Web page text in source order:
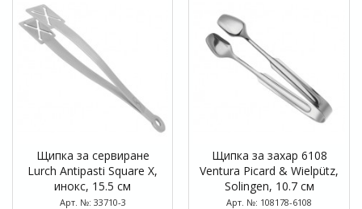
Щипка за сервиране
Lurch Antipasti Square X,
инокс, 15.5 см
Арт. №: 33710-3
Щипка за захар 6108
Ventura Picard & Wielpütz,
Solingen, 10.7 см
Арт. №: 108178-6108